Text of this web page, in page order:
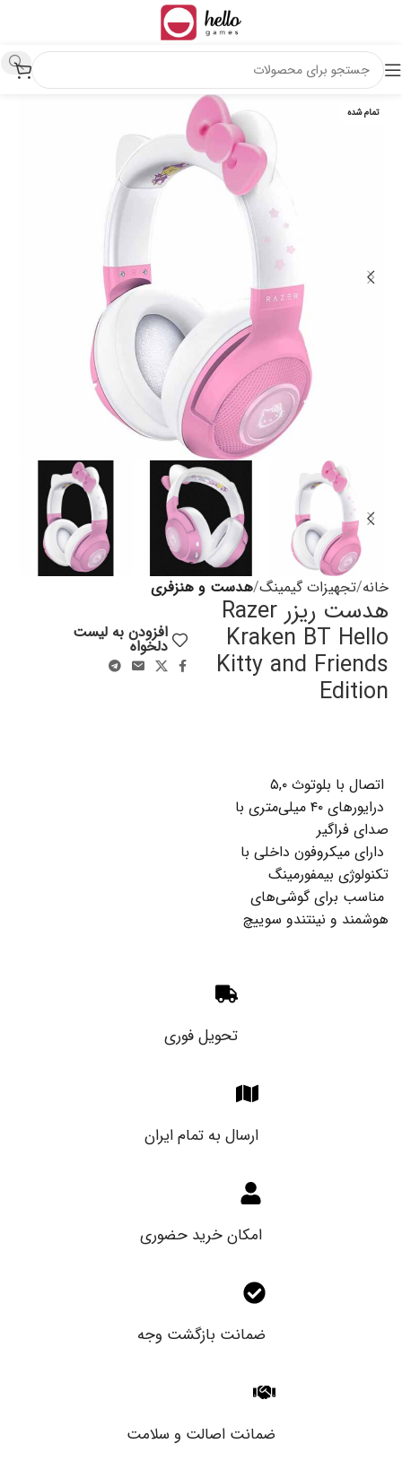
تمام شده
خانه تجهیزات گیمینگ هدست و هنزفری
هدست ریزر Razer
Kraken BT Hello
Kitty and Friends
Edition
اتصال با بلوتوث ۵,۰
درایورهای ۴۰ میلی‌متری با
صدای فراگیر
دارای میکروفون داخلی با
تکنولوژی بیمفورمینگ
مناسب برای گوشی‌های
هوشمند و نینتندو سوییچ
افزودن به لیست
دلخواه
تحویل فوری
ارسال به تمام ایران
امکان خرید حضوری
ضمانت بازگشت وجه
ضمانت اصالت و سلامت